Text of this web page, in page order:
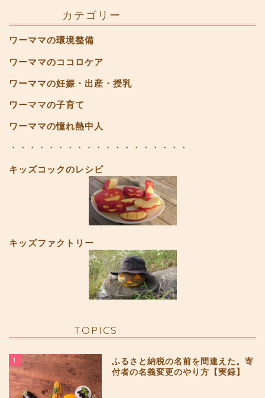
カテゴリー
ワーママの環境整備
ワーママのココロケア
ワーママの妊娠・出産・授乳
ワーママの子育て
ワーママの憧れ熱中人
・・・・・・・・・・・・・・・・・・・
キッズコックのレシピ
キッズファクトリー
TOPICS
1
ふるさと納税の名前を間違えた。寄
付者の名義変更のやり方【実録】